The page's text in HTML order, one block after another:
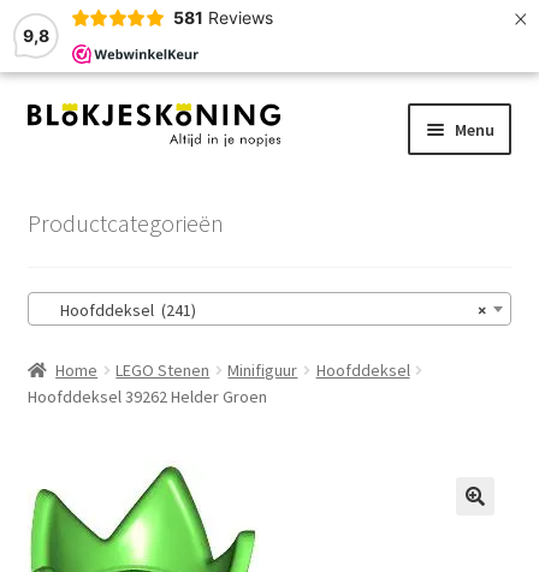
9,8
581 Reviews ×
Ga
Ga
Menu
Winkelmand
Afrekenen
Zoekhulp
Productcategorieën
×
Hoofddeksel (241)
Home LEGO Stenen Minifiguur
Hoofddeksel
Hoofddeksel 39262 Helder Groen